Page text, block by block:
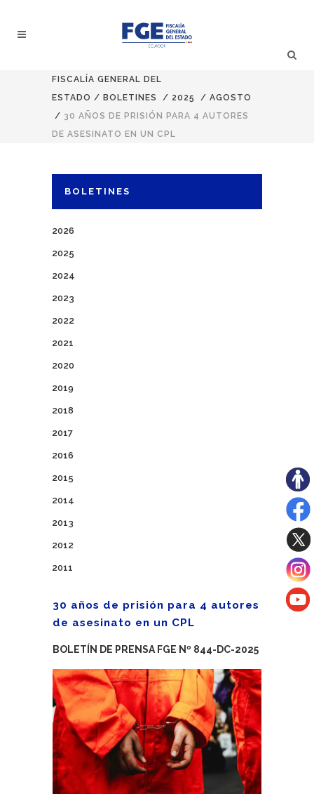
FISCALÍA GENERAL DEL
ESTADO / BOLETINES / 2025 / AGOSTO
/ 30 AÑOS DE PRISIÓN PARA 4 AUTORES
DE ASESINATO EN UN CPL
BOLETINES
2026
2025
2024
2023
2022
2021
2020
2019
2018
2017
2016
2015
2014
2013
2012
2011
30 años de prisión para 4 autores
de asesinato en un CPL
BOLETÍN DE PRENSA FGE Nº 844-DC-2025